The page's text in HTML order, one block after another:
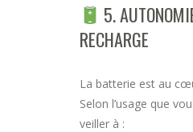
5.
RECHARGE
La batterie est au
Selon l’usage que
veiller à :